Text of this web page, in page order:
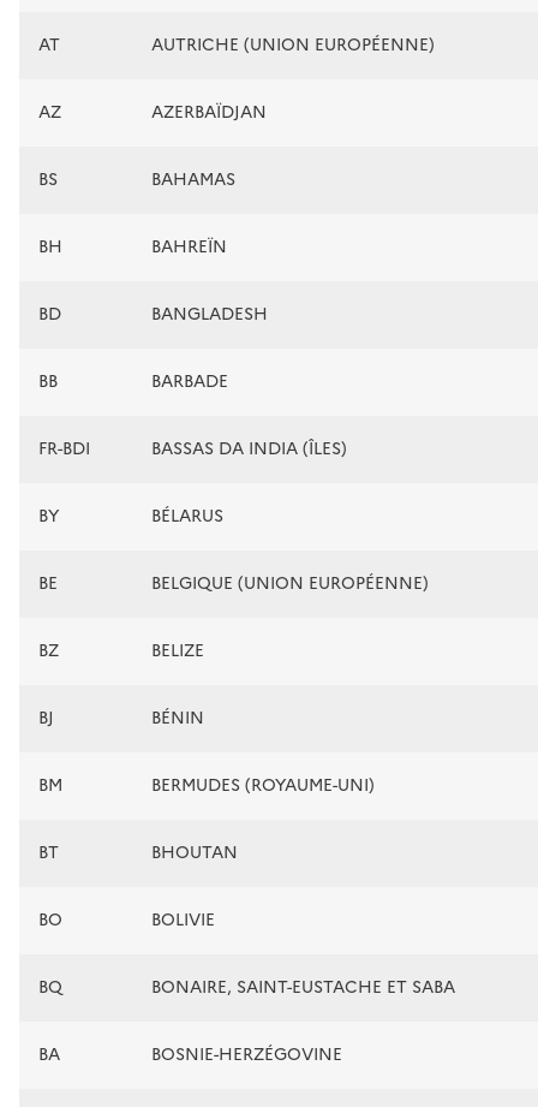
AT AUTRICHE (UNION EUROPÉENNE)
AZ AZERBAÏDJAN
BS BAHAMAS
BH BAHREÏN
BD BANGLADESH
BB BARBADE
FR-BDI BASSAS DA INDIA (ÎLES)
BY BÉLARUS
BE BELGIQUE (UNION EUROPÉENNE)
BZ BELIZE
BJ BÉNIN
BM BERMUDES (ROYAUME-UNI)
BT BHOUTAN
BO BOLIVIE
BQ BONAIRE, SAINT-EUSTACHE ET SABA
BA BOSNIE-HERZÉGOVINE